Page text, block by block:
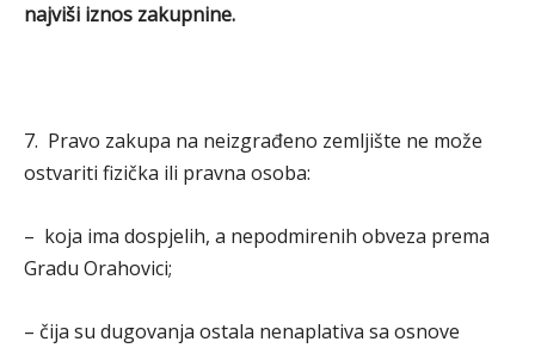
najviši iznos zakupnine.
7. Pravo zakupa na neizgrađeno zemljište ne može
ostvariti fizička ili pravna osoba:
– koja ima dospjelih, a nepodmirenih obveza prema
Gradu Orahovici;
– čija su dugovanja ostala nenaplativa sa osnove